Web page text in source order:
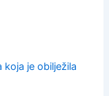
je obilježila